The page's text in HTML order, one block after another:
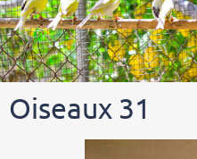
Oiseaux 31